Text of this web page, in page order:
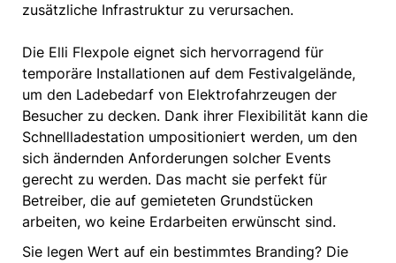
zusätzliche Infrastruktur zu verursachen.
Die Elli Flexpole eignet sich hervorragend für
temporäre Installationen auf dem Festivalgelände,
um den Ladebedarf von Elektrofahrzeugen der
Besucher zu decken. Dank ihrer Flexibilität kann die
Schnellladestation umpositioniert werden, um den
sich ändernden Anforderungen solcher Events
gerecht zu werden. Das macht sie perfekt für
Betreiber, die auf gemieteten Grundstücken
arbeiten, wo keine Erdarbeiten erwünscht sind.
Sie legen Wert auf ein bestimmtes Branding? Die